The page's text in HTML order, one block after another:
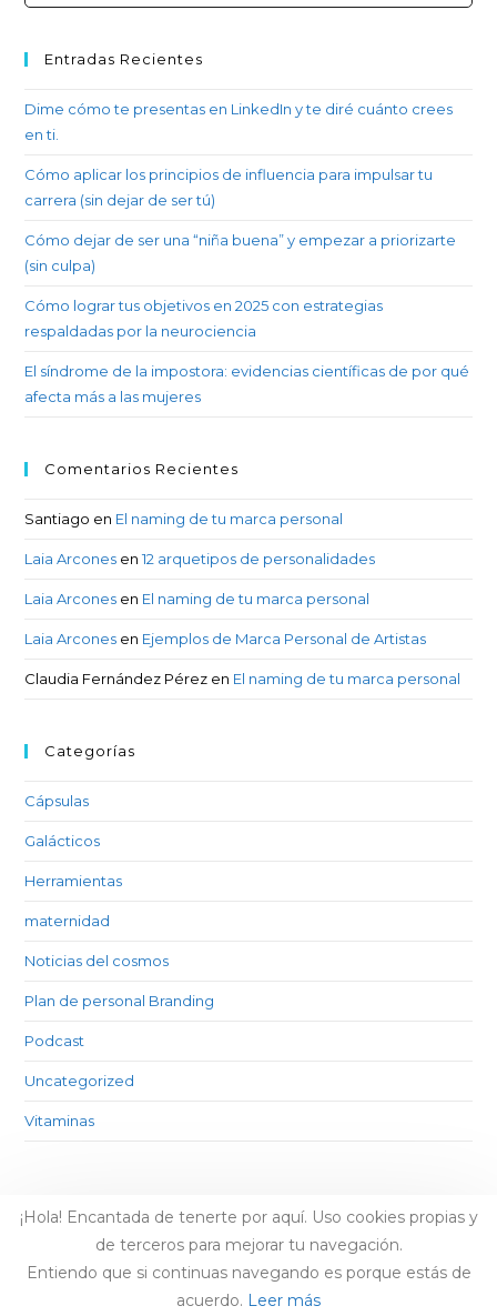
Entradas Recientes
Dime cómo te presentas en LinkedIn y te diré cuánto crees
en ti.
Cómo aplicar los principios de influencia para impulsar tu
carrera (sin dejar de ser tú)
Cómo dejar de ser una “niña buena” y empezar a priorizarte
(sin culpa)
Cómo lograr tus objetivos en 2025 con estrategias
respaldadas por la neurociencia
El síndrome de la impostora: evidencias científicas de por qué
afecta más a las mujeres
Comentarios Recientes
Santiago en El naming de tu marca personal
Laia Arcones en12 arquetipos de personalidades
Laia Arcones en El naming de tu marca personal
Laia Arcones en Ejemplos de Marca Personal de Artistas
Claudia Fernández Pérez en El naming de tu marca personal
Categorías
Cápsulas
Galácticos
Herramientas
maternidad
Noticias del cosmos
Plan de personal Branding
Podcast
Uncategorized
Vitaminas
¡Hola! Encantada de tenerte por aquí. Uso cookies propias y
de terceros para mejorar tu navegación.
Entiendo que si continuas navegando es porque estás de
acuerdo. Leer más